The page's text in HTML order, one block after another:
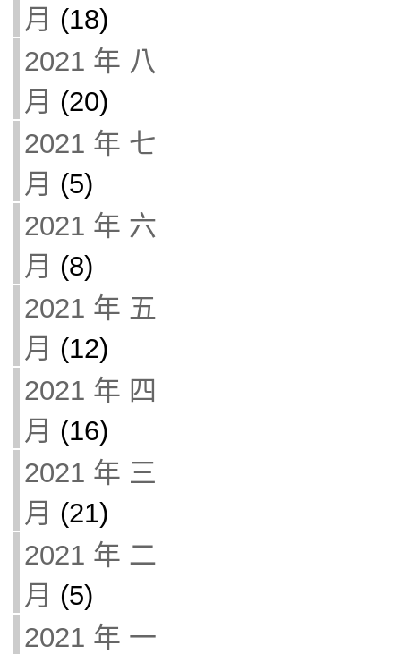
月 (18)
2021 年 八
月 (20)
2021 年 七
月 (5)
2021 年 六
月 (8)
2021 年 五
月 (12)
2021 年 四
月 (16)
2021 年 三
月 (21)
2021 年 二
月 (5)
2021 年 一